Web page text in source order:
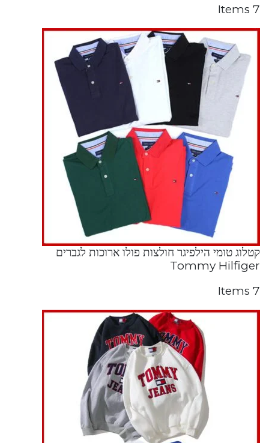
7 Items
קטלוג טומי הילפיגר חולצות פולו ארוכות לגברים
Tommy Hilfiger
7 Items